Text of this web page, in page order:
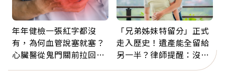
年年健檢一張紅字都沒
有，為何血管說塞就塞？
心臟醫從鬼門關前拉回病
「兄弟姊妹特留分」正式
走入歷史！遺產能全留給
另一半？律師提醒：沒做